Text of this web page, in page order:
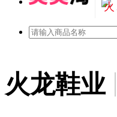
火
火龙鞋业